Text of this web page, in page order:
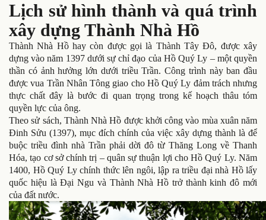
Lịch sử hình thành và quá trình
xây dựng Thành Nhà Hồ
Thành Nhà Hồ hay còn được gọi là Thành Tây Đô, được xây
dựng vào năm 1397 dưới sự chỉ đạo của Hồ Quý Ly – một quyền
thần có ảnh hưởng lớn dưới triều Trần. Công trình này ban đầu
được vua Trần Nhân Tông giao cho Hồ Quý Ly đảm trách nhưng
thực chất đây là bước đi quan trọng trong kế hoạch thâu tóm
quyền lực của ông.
Theo sử sách, Thành Nhà Hồ được khởi công vào mùa xuân năm
Đinh Sửu (1397), mục đích chính của việc xây dựng thành là để
buộc triều đình nhà Trần phải dời đô từ Thăng Long về Thanh
Hóa, tạo cơ sở chính trị – quân sự thuận lợi cho Hồ Quý Ly. Năm
1400, Hồ Quý Ly chính thức lên ngôi, lập ra triều đại nhà Hồ lấy
quốc hiệu là Đại Ngu và Thành Nhà Hồ trở thành kinh đô mới
của đất nước.